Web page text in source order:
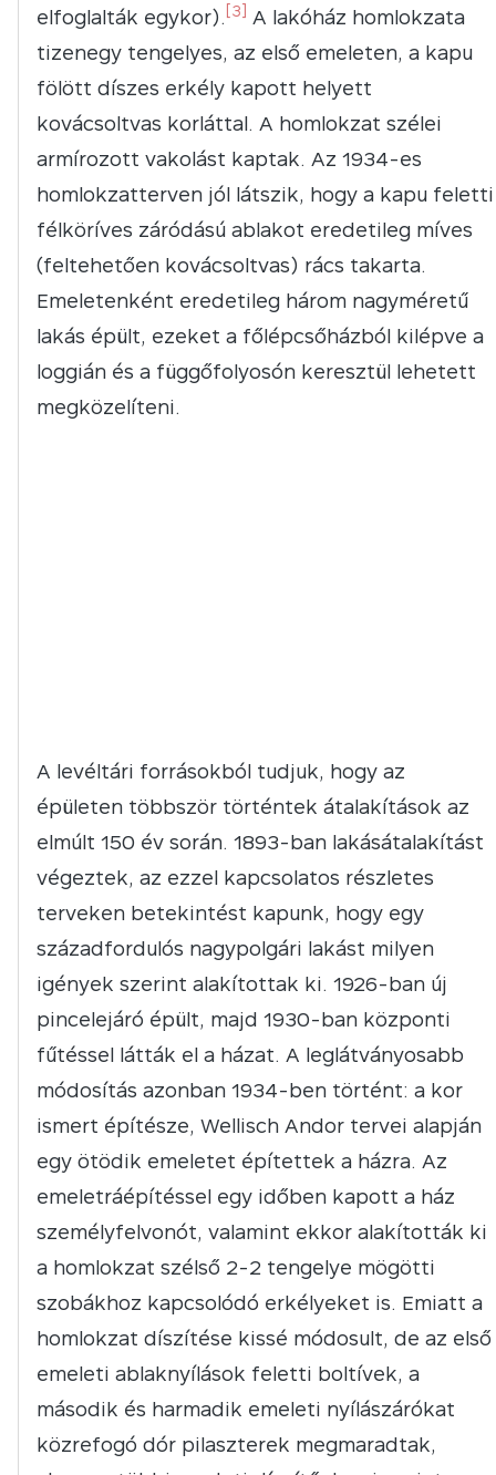
elfoglalták egykor). [3]
A lakóház homlokzata
tizenegy tengelyes, az első emeleten, a kapu
fölött díszes erkély kapott helyett
kovácsoltvas korláttal. A homlokzat szélei
armírozott vakolást kaptak. Az 1934-es
homlokzatterven jól látszik, hogy a kapu feletti
félköríves záródású ablakot eredetileg míves
(feltehetően kovácsoltvas) rács takarta.
Emeletenként eredetileg három nagyméretű
lakás épült, ezeket a főlépcsőházból kilépve a
loggián és a függőfolyosón keresztül lehetett
megközelíteni.
A levéltári forrásokból tudjuk, hogy az
épületen többször történtek átalakítások az
elmúlt 150 év során. 1893-ban lakásátalakítást
végeztek, az ezzel kapcsolatos részletes
terveken betekintést kapunk, hogy egy
századfordulós nagypolgári lakást milyen
igények szerint alakítottak ki. 1926-ban új
pincelejáró épült, majd 1930-ban központi
fűtéssel látták el a házat. A leglátványosabb
módosítás azonban 1934-ben történt: a kor
ismert építésze, Wellisch Andor tervei alapján
egy ötödik emeletet építettek a házra. Az
emeletráépítéssel egy időben kapott a ház
személyfelvonót, valamint ekkor alakították ki
a homlokzat szélső 2-2 tengelye mögötti
szobákhoz kapcsolódó erkélyeket is. Emiatt a
homlokzat díszítése kissé módosult, de az első
emeleti ablaknyílások feletti boltívek, a
második és harmadik emeleti nyílászárókat
közrefogó dór pilaszterek megmaradtak,